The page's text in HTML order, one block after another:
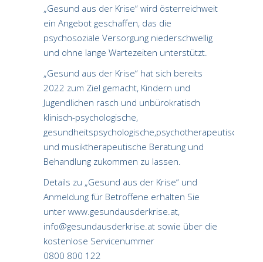
„Gesund aus der Krise“ wird österreichweit
ein Angebot geschaffen, das die
psychosoziale Versorgung niederschwellig
und ohne lange Wartezeiten unterstützt.
„Gesund aus der Krise“ hat sich bereits
2022 zum Ziel gemacht, Kindern und
Jugendlichen rasch und unbürokratisch
klinisch-psychologische,
gesundheitspsychologische,psychotherapeutische
und musiktherapeutische Beratung und
Behandlung zukommen zu lassen.
Details zu „Gesund aus der Krise“ und
Anmeldung für Betroffene erhalten Sie
unter www.gesundausderkrise.at,
info@gesundausderkrise.at sowie über die
kostenlose Servicenummer
0800 800 122